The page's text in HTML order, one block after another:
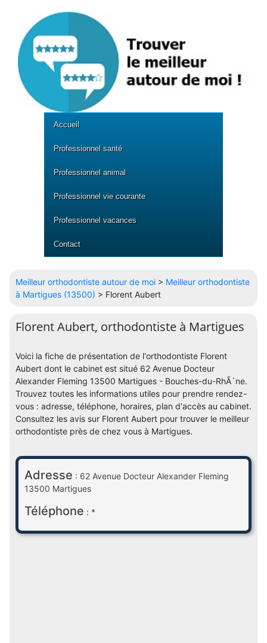
Accueil
Professionnel santé
Professionnel animal
Professionnel vie courante
Professionnel vacances
Contact
Meilleur orthodontiste autour de moi > Meilleur orthodontiste
à Martigues (13500) > Florent Aubert
Florent Aubert, orthodontiste à Martigues
Voici la fiche de présentation de l'orthodontiste Florent
Aubert dont le cabinet est situé 62 Avenue Docteur
Alexander Fleming 13500 Martigues - Bouches-du-RhÃ´ne.
Trouvez toutes les informations utiles pour prendre rendez-
vous : adresse, téléphone, horaires, plan d'accès au cabinet.
Consultez les avis sur Florent Aubert pour trouver le meilleur
orthodontiste près de chez vous à Martigues.
Adresse : 62 Avenue Docteur Alexander Fleming
13500 Martigues
Téléphone : *